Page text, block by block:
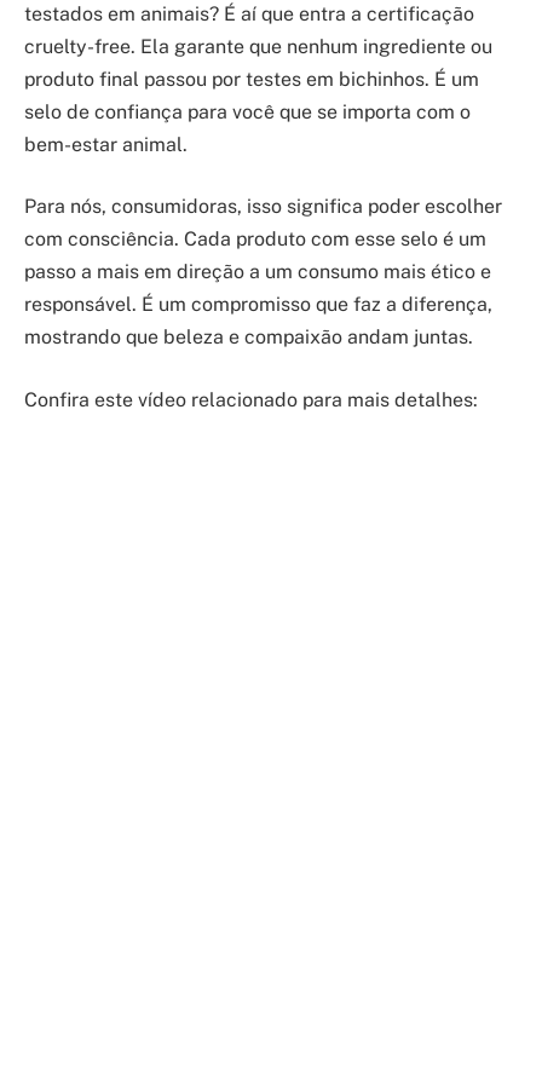
testados em animais? É aí que entra a certificação
cruelty-free. Ela garante que nenhum ingrediente ou
produto final passou por testes em bichinhos. É um
selo de confiança para você que se importa com o
bem-estar animal.
Para nós, consumidoras, isso significa poder escolher
com consciência. Cada produto com esse selo é um
passo a mais em direção a um consumo mais ético e
responsável. É um compromisso que faz a diferença,
mostrando que beleza e compaixão andam juntas.
Confira este vídeo relacionado para mais detalhes: